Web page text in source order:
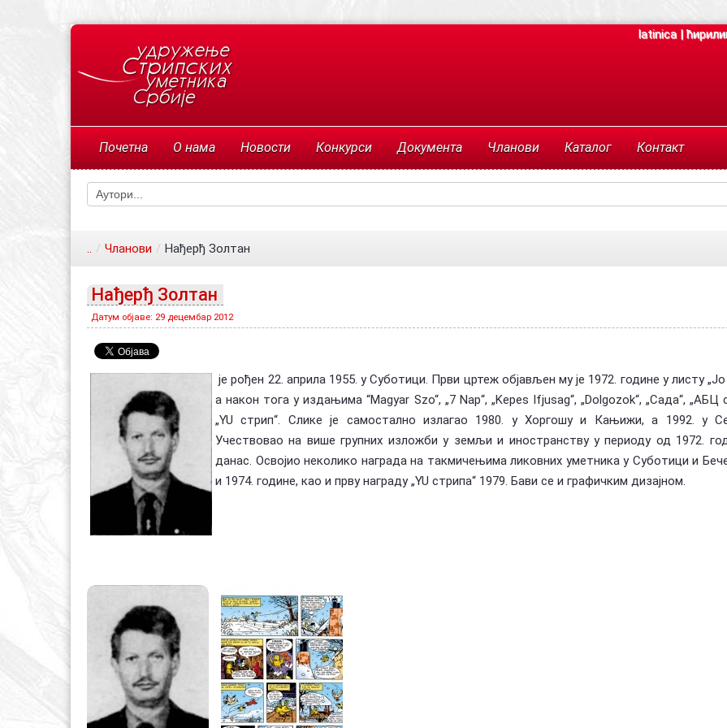
latinica|
Почетна О нама Новости Конкурси Документа Чланови Каталог Контакт
.. / Чланови / Нађерђ Золтан
Нађерђ Золтан
Датум објаве: 29 децембар 2012
је рођен 22. априла 1955. у Суботици. Први цртеж објављен му је 1972. године у листу „Јо
а након тога у издањима “Magyar Szo“, „7 Nap“, „Kepes Ifjusag“, „Dolgozok“, „Сада“, „АБЦ
„YU стрип“. Слике је самостално излагао 1980. у Хоргошу и Кањижи, а 1992. у
Учествовао на више групних изложби у земљи и иностранству у периоду од 1972.
данас. Освојио неколико награда на такмичењима ликовних уметника у Суботици и
и 1974. године, као и прву награду „YU стрипа“ 1979. Бави се и графичким дизајном.